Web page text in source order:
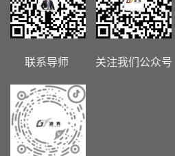
联系导师 关注我们公众号